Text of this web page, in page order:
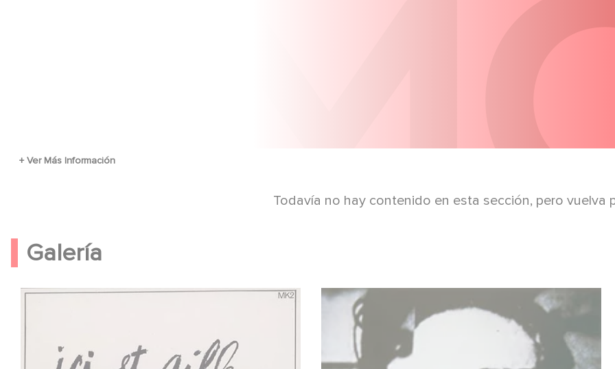
Todavía no hay contenido en esta sección, pero vuelva
Galería